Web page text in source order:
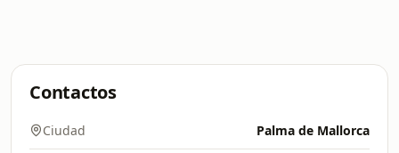
Contactos
Ciudad Palma de Mallorca